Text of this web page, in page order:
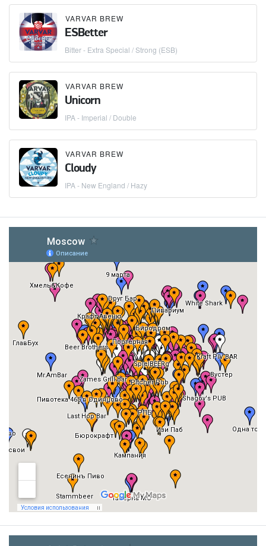
VARVAR BREW
ESBetter
Bitter - Extra Special / Strong (ESB)
VARVAR BREW
Unicorn
IPA - Imperial / Double
VARVAR BREW
Cloudy
IPA - New England / Hazy